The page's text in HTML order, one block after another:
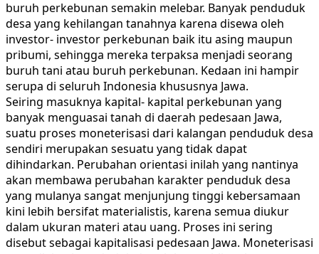
buruh perkebunan semakin melebar. Banyak penduduk
desa yang kehilangan tanahnya karena disewa oleh
investor- investor perkebunan baik itu asing maupun
pribumi, sehingga mereka terpaksa menjadi seorang
buruh tani atau buruh perkebunan. Kedaan ini hampir
serupa di seluruh Indonesia khususnya Jawa.
Seiring masuknya kapital- kapital perkebunan yang
banyak menguasai tanah di daerah pedesaan Jawa,
suatu proses moneterisasi dari kalangan penduduk desa
sendiri merupakan sesuatu yang tidak dapat
dihindarkan. Perubahan orientasi inilah yang nantinya
akan membawa perubahan karakter penduduk desa
yang mulanya sangat menjunjung tinggi kebersamaan
kini lebih bersifat materialistis, karena semua diukur
dalam ukuran materi atau uang. Proses ini sering
disebut sebagai kapitalisasi pedesaan Jawa. Moneterisasi